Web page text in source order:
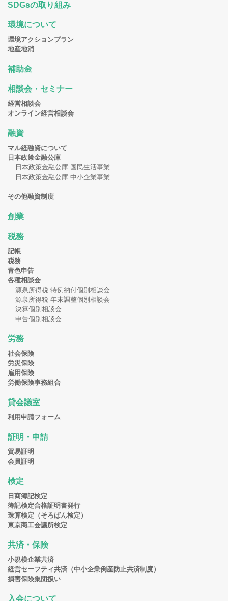
SDGsの取り組み
環境について
環境アクションプラン
地産地消
補助金
相談会・セミナー
経営相談会
オンライン経営相談会
融資
マル経融資について
日本政策金融公庫
日本政策金融公庫 国民生活事業
日本政策金融公庫 中小企業事業
その他融資制度
創業
税務
記帳
税務
青色申告
各種相談会
源泉所得税 特例納付個別相談会
源泉所得税 年末調整個別相談会
決算個別相談会
申告個別相談会
労務
社会保険
労災保険
雇用保険
労働保険事務組合
貸会議室
利用申請フォーム
証明・申請
貿易証明
会員証明
検定
日商簿記検定
簿記検定合格証明書発行
珠算検定（そろばん検定）
東京商工会議所検定
共済・保険
小規模企業共済
経営セーフティ共済（中小企業倒産防止共済制度）
損害保険集団扱い
入会について